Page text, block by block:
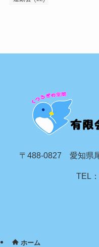
〒488-0827 愛知県
TEL
ホーム